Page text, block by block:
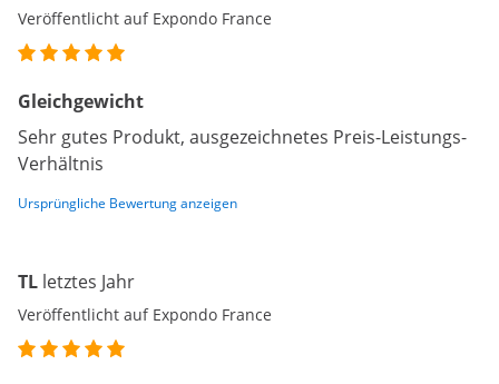
Veröffentlicht auf Expondo France
Gleichgewicht
Sehr gutes Produkt, ausgezeichnetes Preis-Leistungs-
Verhältnis
Ursprüngliche Bewertung anzeigen
TL letztes Jahr
Veröffentlicht auf Expondo France